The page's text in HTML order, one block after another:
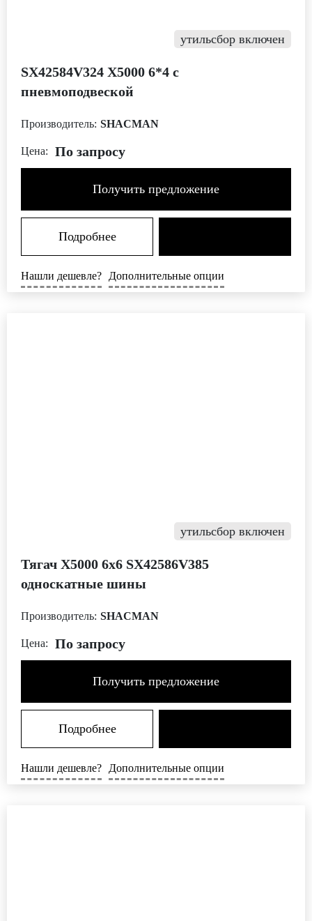
утильсбор включен
SX42584V324 X5000 6*4 с
пневмоподвеской
Производитель: SHACMAN
Цена: По запросу
Получить предложение
Подробнее
Нашли дешевле? Дополнительные опции
утильсбор включен
Тягач X5000 6х6 SX42586V385
односкатные шины
Производитель: SHACMAN
Цена: По запросу
Получить предложение
Подробнее
Нашли дешевле? Дополнительные опции